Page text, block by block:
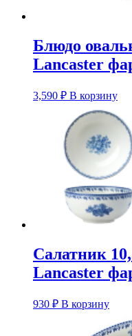
Блюдо
Lancaster
3,590 ₽ В корзину
Салатник
Lancaster
930 ₽ В корзину